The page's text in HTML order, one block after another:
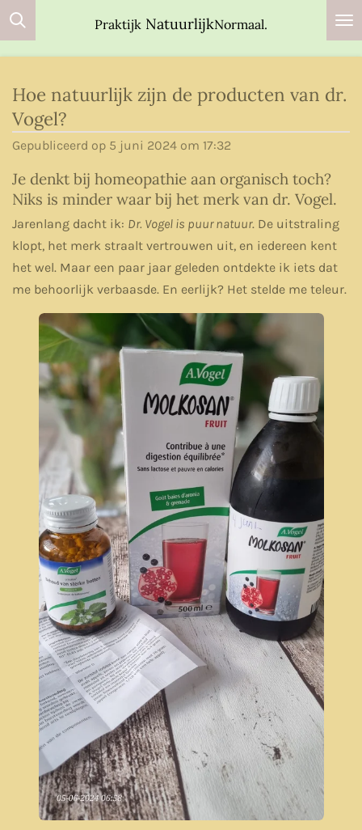
Ga
direct
hoofdinhoud
Praktijk NatuurlijkNormaal.
Hoe natuurlijk zijn de producten van dr.
Vogel?
Gepubliceerd op 5 juni 2024 om 17:32
Je denkt bij homeopathie aan organisch toch?
Niks is minder waar bij het merk van dr. Vogel.
Jarenlang dacht ik: Dr. Vogel is puur natuur. De uitstraling
klopt, het merk straalt vertrouwen uit, en iedereen kent
het wel. Maar een paar jaar geleden ontdekte ik iets dat
me behoorlijk verbaasde. En eerlijk? Het stelde me teleur.